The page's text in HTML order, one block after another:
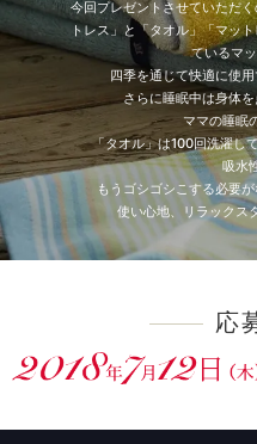
今回プレゼントさせていただ
トレス」と「タオル」「マッ
ているマ
四季を通じて快適に使
さらに睡眠中は身体
ママの睡眠
「タオル」は100回洗濯し
吸水
もうゴシゴシこする必要
使い心地、リラックス
応